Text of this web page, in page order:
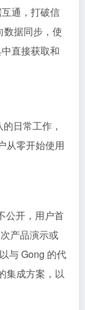
通，打破信
数据同步，使
直接获取和
日常工作，
从零开始使用
公开，用户首
产品演示或
与 Gong 的代
集成方案，以